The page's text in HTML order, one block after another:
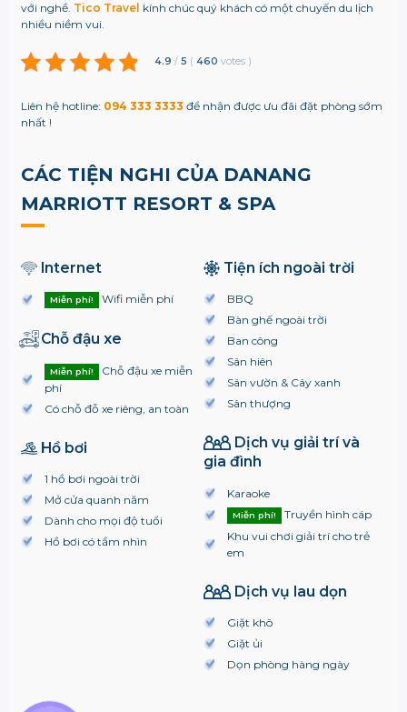
với nghề. Tico Travel kính chúc quý khách có một chuyến du lịch
nhiều niềm vui.
4.9 / 5 ( 460 votes )
Liên hệ hotline: 094 333 3333 để nhận được ưu đãi đặt phòng sớm
nhất !
CÁC TIỆN NGHI CỦA DANANG
MARRIOTT RESORT & SPA
Internet
Miễn phí! Wifi miễn phí
Chỗ đậu xe
Miễn phí!
Chỗ đậu xe miễn
phí
Có chỗ đỗ xe riêng, an toàn
Hồ bơi
1 hồ bơi ngoài trời
Mở cửa quanh năm
Dành cho mọi độ tuổi
Hồ bơi có tầm nhìn
Tiện ích ngoài trời
BBQ
Bàn ghế ngoài trời
Ban công
Sân hiên
Sân vườn & Cây xanh
Sân thượng
Dịch vụ giải trí và
gia đình
Karaoke
Miễn phí!
Truyền hình cáp
Khu vui chơi giải trí cho trẻ
em
Dịch vụ lau dọn
Giặt khô
Giặt ủi
Dọn phòng hàng ngày